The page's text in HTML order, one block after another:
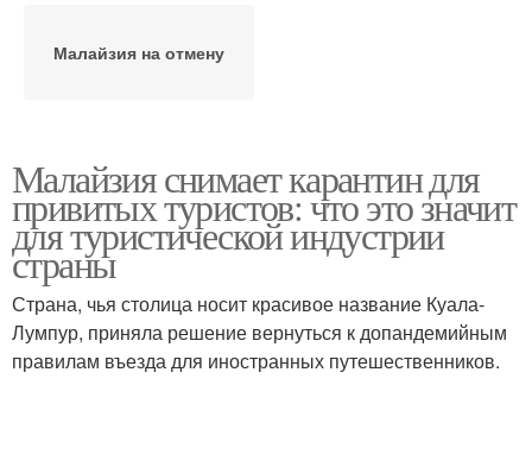
Малайзия на отмену
Малайзия снимает карантин для
привитых туристов: что это значит
для туристической индустрии
страны
Страна, чья столица носит красивое название Куала-
Лумпур, приняла решение вернуться к допандемийным
правилам въезда для иностранных путешественников.